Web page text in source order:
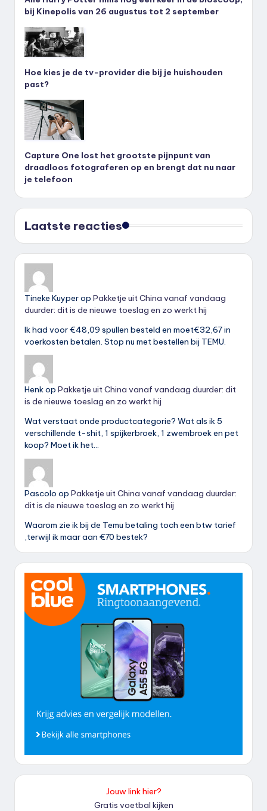
bij Kinepolis van 26 augustus tot 2 september
Hoe kies je de tv-provider die bij je huishouden
past?
Capture One lost het grootste pijnpunt van
draadloos fotograferen op en brengt dat nu naar
je telefoon
Laatste reacties
Tineke Kuyperop Pakketje uit China vanaf vandaag
duurder: dit is de nieuwe toeslag en zo werkt hij
Ik had voor €48,09 spullen besteld en moet€32,67 in
voerkosten betalen. Stop nu met bestellen bij TEMU.
Henkop Pakketje uit China vanaf vandaag duurder: dit
is de nieuwe toeslag en zo werkt hij
Wat verstaat onde productcategorie? Wat als ik 5
verschillende t-shit, 1 spijkerbroek, 1 zwembroek en pet
koop? Moet ik het…
Pascolo op Pakketje uit China vanaf vandaag duurder:
dit is de nieuwe toeslag en zo werkt hij
Waarom zie ik bij de Temu betaling toch een btw tarief
,terwijl ik maar aan €70 bestek?
Jouw link hier?
Gratis voetbal kijken